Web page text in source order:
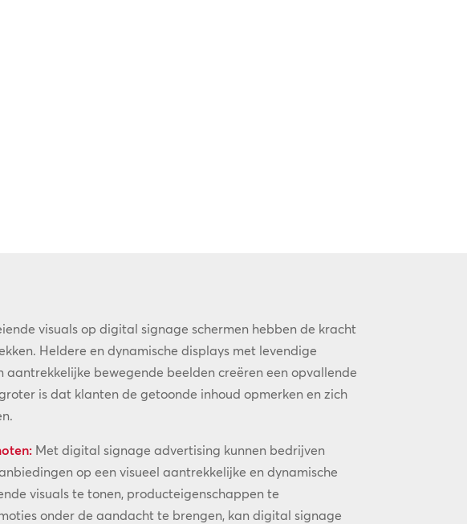
visuals op digital signage schermen hebben de kracht
Heldere en dynamische displays met levendige
aantrekkelijke bewegende beelden creëren een opvallende
is dat klanten de getoonde inhoud opmerken en zich
Met digital signage advertising kunnen bedrijven
op een visueel aantrekkelijke en dynamische
visuals te tonen, producteigenschappen te
onder de aandacht te brengen, kan digital signage